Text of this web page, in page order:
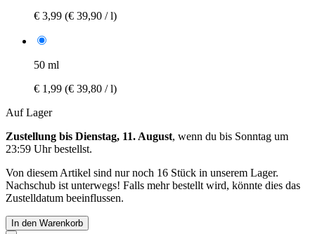
€ 3,99 (€ 39,90 / l)
50 ml
€ 1,99 (€ 39,80 / l)
Auf Lager
Zustellung bis Dienstag, 11. August, wenn du bis Sonntag um
23:59 Uhrbestellst.
Von diesem Artikel sind nur noch 16 Stück in unserem Lager.
Nachschub ist unterwegs! Falls mehr bestellt wird, könnte dies das
Zustelldatum beeinflussen.
In den Warenkorb